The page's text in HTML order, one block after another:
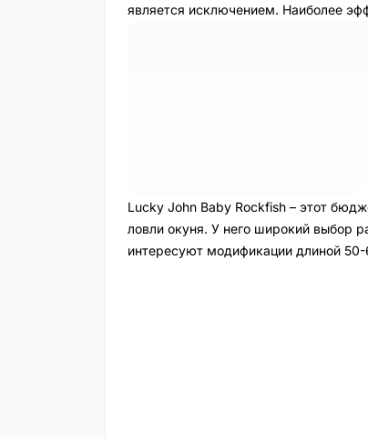
является исключением. Наиболее
Lucky John Baby Rockfish – этот
ловли окуня. У него широкий выбор
интересуют модификации длиной